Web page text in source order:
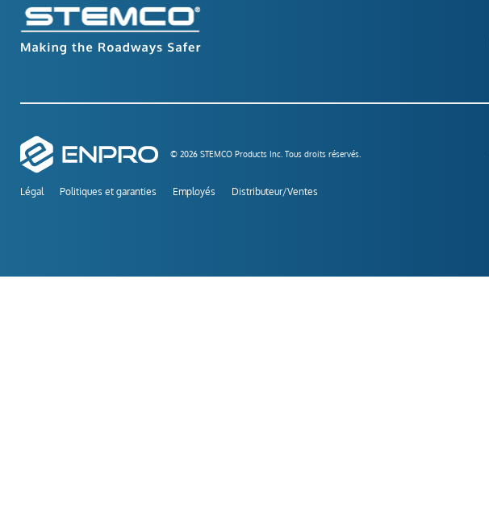
© 2026 STEMCO Products Inc. Tous droits réservés.
Légal Politiques et garanties Employés Distributeur/Ventes